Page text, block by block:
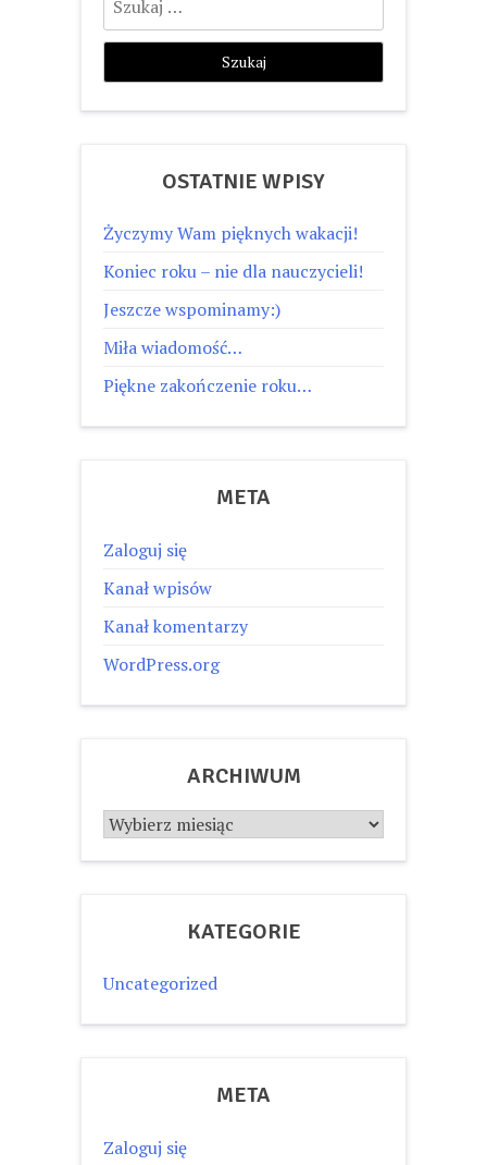
OSTATNIE WPISY
Życzymy Wam pięknych wakacji!
Koniec roku – nie dla nauczycieli!
Jeszcze wspominamy:)
Miła wiadomość…
Piękne zakończenie roku…
META
Zaloguj się
Kanał wpisów
Kanał komentarzy
WordPress.org
ARCHIWUM
Archiwum
KATEGORIE
Uncategorized
META
Zaloguj się